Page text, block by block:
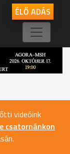
ÉLŐ ADÁS
videóink
csatornánkon